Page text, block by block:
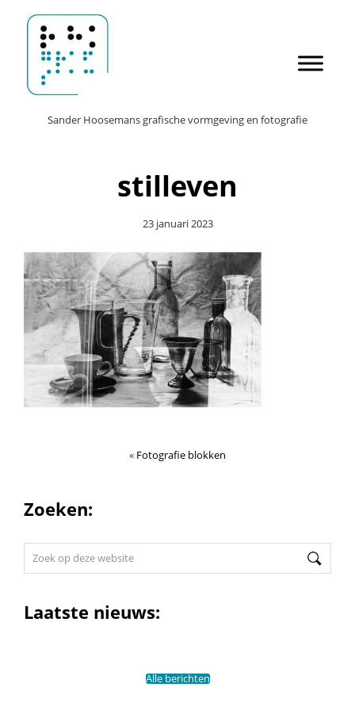
naar
de
hoofd
inhoud
Sander Hoosemans
HeaderSander Hoosemans grafische vormgeving en fotografie
stilleven
23 januari 2023
« Fotografie blokken
Zoeken:
website
Laatste nieuws:
Alle berichten